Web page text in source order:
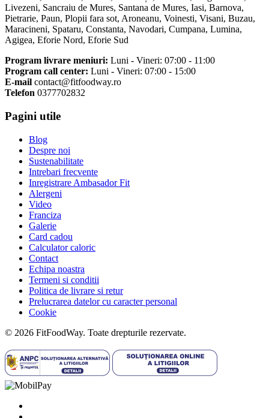
Livezeni, Sancraiu de Mures, Santana de Mures, Iasi, Barnova,
Pietrarie, Paun, Plopii fara sot, Aroneanu, Voinesti, Visani, Buzau,
Maracineni, Spataru, Constanta, Navodari, Cumpana, Lumina,
Agigea, Eforie Nord, Eforie Sud
Program livrare meniuri: Luni - Vineri: 07:00 - 11:00
Program call center: Luni - Vineri: 07:00 - 15:00
E-mail contact@fitfoodway.ro
Telefon 0377702832
Pagini utile
Blog
Despre noi
Sustenabilitate
Intrebari frecvente
Inregistrare Ambasador Fit
Alergeni
Video
Franciza
Galerie
Card cadou
Calculator caloric
Contact
Echipa noastra
Termeni si conditii
Politica de livrare si retur
Prelucrarea datelor cu caracter personal
Cookie
© 2026 FitFoodWay. Toate drepturile rezervate.